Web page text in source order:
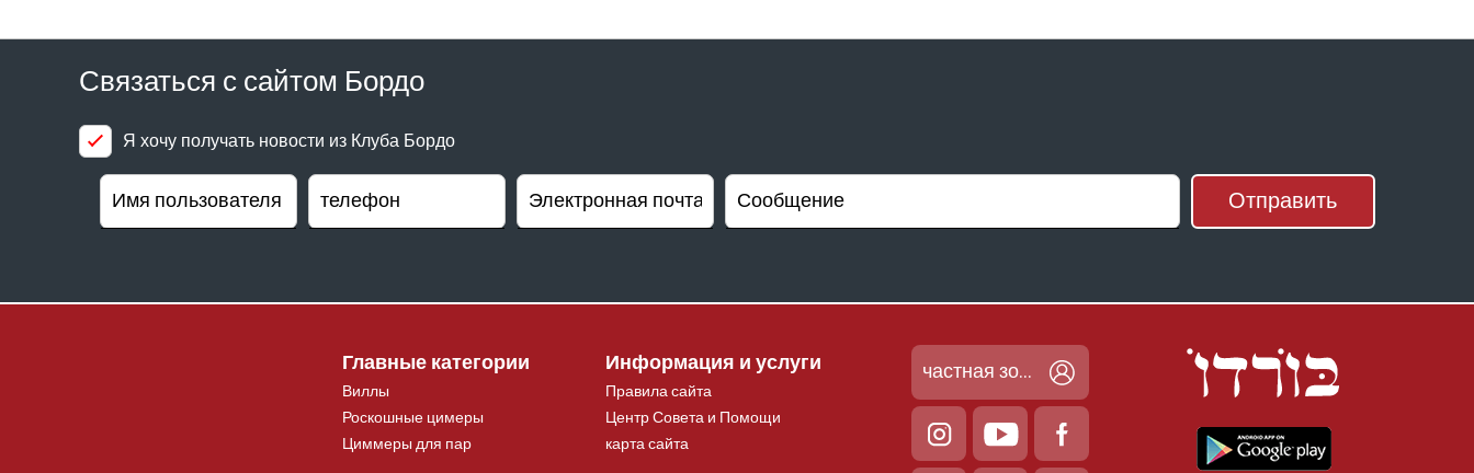
Связаться с сайтом Бордо
Я хочу получать новости из Клуба Бордо
Главные категории
Виллы
Роскошные цимеры
Циммеры для пар
Информация и услуги
Правила сайта
Центр Совета и Помощи
карта сайта
частная зона